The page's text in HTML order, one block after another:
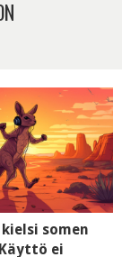
somen
ei